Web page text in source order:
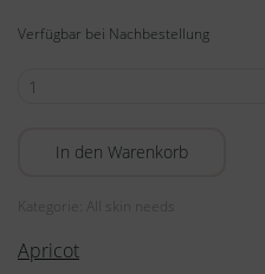
Verfügbar bei Nachbestellung
Pimple
In den Warenkorb
Kategorie: All skin needs
Apricot